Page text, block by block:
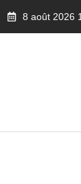
8 août 2026